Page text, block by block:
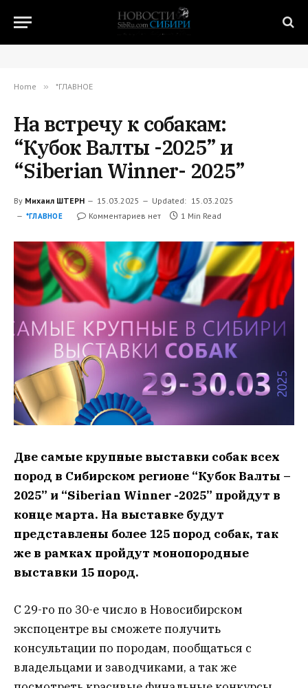
Home » *ГЛАВНОЕ
На встречу к собакам:
“Кубок Валты -2025” и
“Siberian Winner- 2025”
By Михаил ШТЕРН 15.03.2025 Updated: 15.03.2025
*ГЛАВНОЕ Комментариев нет 1 Min Read
Две самые крупные выставки собак всех
пород в Сибирском регионе “Кубок Валты –
2025” и “Siberian Winner -2025” пройдут в
конце марта. На выставке будут
представлены более 125 пород собак, так
же в рамках пройдут монопородные
выставки 15 пород.
С 29-го по 30-е число в Новосибирском
экспоцентре вы сможете получить
консультации по породам, пообщаться с
владельцами и заводчиками, а так же